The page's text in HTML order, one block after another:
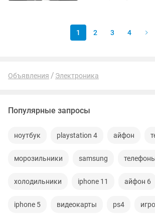
1 2 3 4
Объявления Электроника
Популярные запросы
ноутбук playstation 4 айфон
морозильники samsung
холодильники iphone 11 айфон 6
iphone 5 видеокарты ps4